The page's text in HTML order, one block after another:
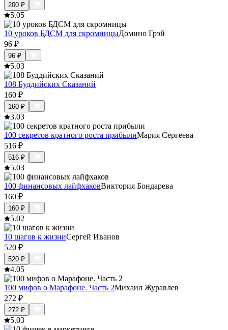
200 ₽
5.05
10 уроков БДСМ для скромницыДомино Грэй
96 ₽
96 ₽
5.03
108 Буддийских Сказаний
160 ₽
160 ₽
3.03
100 секретов кратного роста прибылиМария Сергеева
516 ₽
516 ₽
5.03
100 финансовых лайфхаковВиктория Бондарева
160 ₽
160 ₽
5.02
10 шагов к жизниСергей Иванов
520 ₽
520 ₽
4.05
100 мифов о Марафоне. Часть 2Михаил Журавлев
272 ₽
272 ₽
5.03